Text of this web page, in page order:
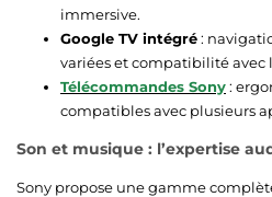
immersive.
Google TV intégré:
variées et compatibilité avec
Télécommandes Sony:
compatibles avec plusieurs
Son et musique : l’expertise
Sony propose une gamme